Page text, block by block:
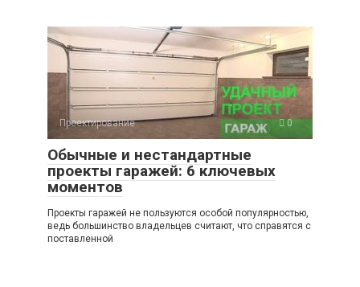
Проектирование 0
Обычные и нестандартные
проекты гаражей: 6 ключевых
моментов
Проекты гаражей не пользуются особой популярностью,
ведь большинство владельцев считают, что справятся с
поставленной